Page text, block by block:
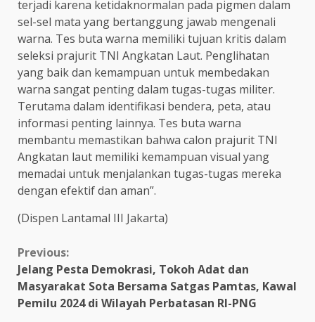
terjadi karena ketidaknormalan pada pigmen dalam
sel-sel mata yang bertanggung jawab mengenali
warna. Tes buta warna memiliki tujuan kritis dalam
seleksi prajurit TNI Angkatan Laut. Penglihatan
yang baik dan kemampuan untuk membedakan
warna sangat penting dalam tugas-tugas militer.
Terutama dalam identifikasi bendera, peta, atau
informasi penting lainnya. Tes buta warna
membantu memastikan bahwa calon prajurit TNI
Angkatan laut memiliki kemampuan visual yang
memadai untuk menjalankan tugas-tugas mereka
dengan efektif dan aman”.
(Dispen Lantamal III Jakarta)
Continue
Reading
Previous:
Jelang Pesta Demokrasi, Tokoh Adat dan
Masyarakat Sota Bersama Satgas Pamtas, Kawal
Pemilu 2024 di Wilayah Perbatasan RI-PNG